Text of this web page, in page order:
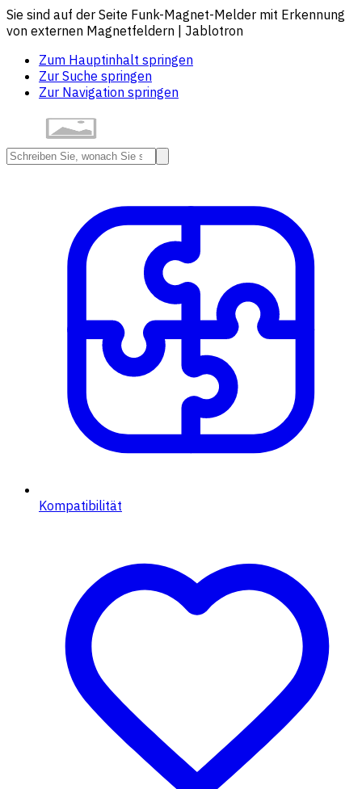
Sie sind auf der Seite Funk-Magnet-Melder mit Erkennung
von externen Magnetfeldern | Jablotron
Zum Hauptinhalt springen
Zur Suche springen
Zur Navigation springen
Kompatibilität